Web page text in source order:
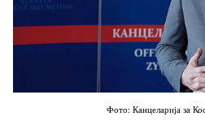
Фото: Канцеларија за